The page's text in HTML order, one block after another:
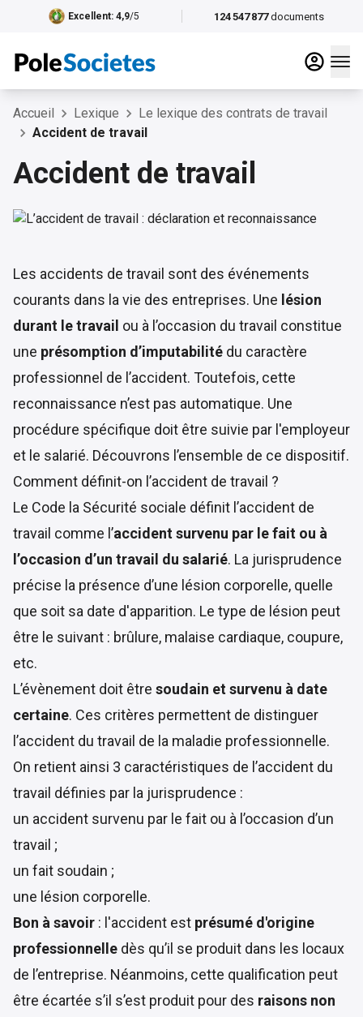
124 547 877 documents
Excellent: 4,9/5
Accueil Lexique
Le lexique des contrats de travail
Accident de travail
Accident de travail
Les accidents de travail sont des événements
courants dans la vie des entreprises. Une lésion
durant le travail ou à l’occasion du travail constitue
une présomption d’imputabilité du caractère
professionnel de l’accident. Toutefois, cette
reconnaissance n’est pas automatique. Une
procédure spécifique doit être suivie par l'employeur
et le salarié. Découvrons l’ensemble de ce dispositif.
Comment définit-on l’accident de travail ?
Le Code la Sécurité sociale définit l’accident de
travail comme l’accident survenu par le fait ou à
l’occasion d’un travail du salarié. La jurisprudence
précise la présence d’une lésion corporelle, quelle
que soit sa date d'apparition. Le type de lésion peut
être le suivant : brûlure, malaise cardiaque, coupure,
etc.
L’évènement doit être soudain et survenu à date
certaine. Ces critères permettent de distinguer
l’accident du travail de la maladie professionnelle.
On retient ainsi 3 caractéristiques de l’accident du
travail définies par la jurisprudence :
un accident survenu par le fait ou à l’occasion d’un
travail ;
un fait soudain ;
une lésion corporelle.
Bon à savoir : l'accident est présumé d'origine
professionnelle dès qu’il se produit dans les locaux
de l’entreprise. Néanmoins, cette qualification peut
être écartée s’il s’est produit pour des raisons non